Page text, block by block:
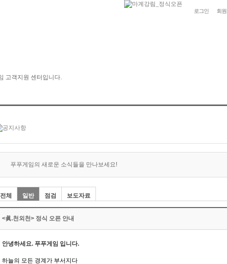
로그인 회
푸푸게임의 새로운 소식들을 만나보세요!
전체 일반 점검 보도자료
<眞.천외천> 정식 오픈 안내
안녕하세요. 푸푸게임 입니다.
하늘의 모든 경계가 부서지다